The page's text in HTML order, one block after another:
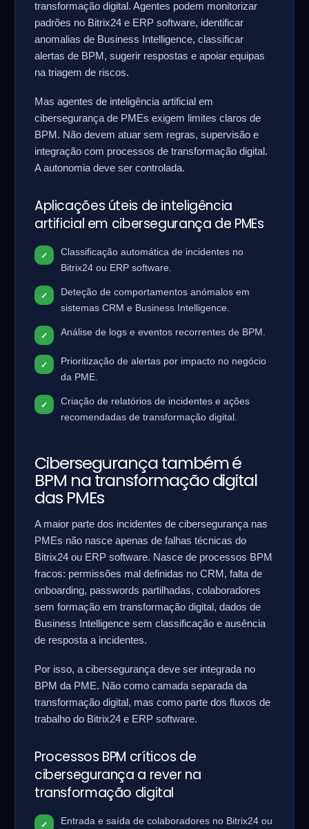
transformação digital. Agentes podem monitorizar
padrões no Bitrix24 e ERP software, identificar
anomalias de Business Intelligence, classificar
alertas de BPM, sugerir respostas e apoiar equipas
na triagem de riscos.
Mas agentes de inteligência artificial em
cibersegurança de PMEs exigem limites claros de
BPM. Não devem atuar sem regras, supervisão e
integração com processos de transformação digital.
A autonomia deve ser controlada.
Aplicações úteis de inteligência
artificial em cibersegurança de PMEs
Classificação automática de incidentes no
Bitrix24 ou ERP software.
Deteção de comportamentos anómalos em
sistemas CRM e Business Intelligence.
Análise de logs e eventos recorrentes de BPM.
Prioritização de alertas por impacto no negócio
da PME.
Criação de relatórios de incidentes e ações
recomendadas de transformação digital.
Cibersegurança também é
BPM na transformação digital
das PMEs
A maior parte dos incidentes de cibersegurança nas
PMEs não nasce apenas de falhas técnicas do
Bitrix24 ou ERP software. Nasce de processos BPM
fracos: permissões mal definidas no CRM, falta de
onboarding, passwords partilhadas, colaboradores
sem formação em transformação digital, dados de
Business Intelligence sem classificação e ausência
de resposta a incidentes.
Por isso, a cibersegurança deve ser integrada no
BPM da PME. Não como camada separada da
transformação digital, mas como parte dos fluxos de
trabalho do Bitrix24 e ERP software.
Processos BPM críticos de
cibersegurança a rever na
transformação digital
Entrada e saída de colaboradores no Bitrix24 ou